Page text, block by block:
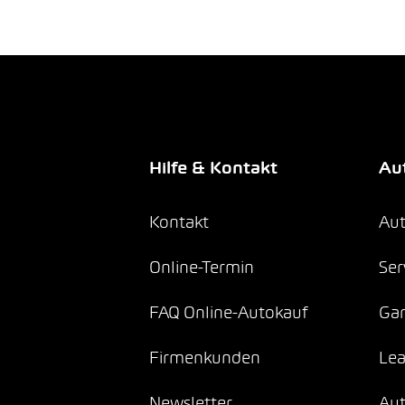
Hilfe & Kontakt
Kontakt
Online-Termin
FAQ Online-Autokauf
Firmenkunden